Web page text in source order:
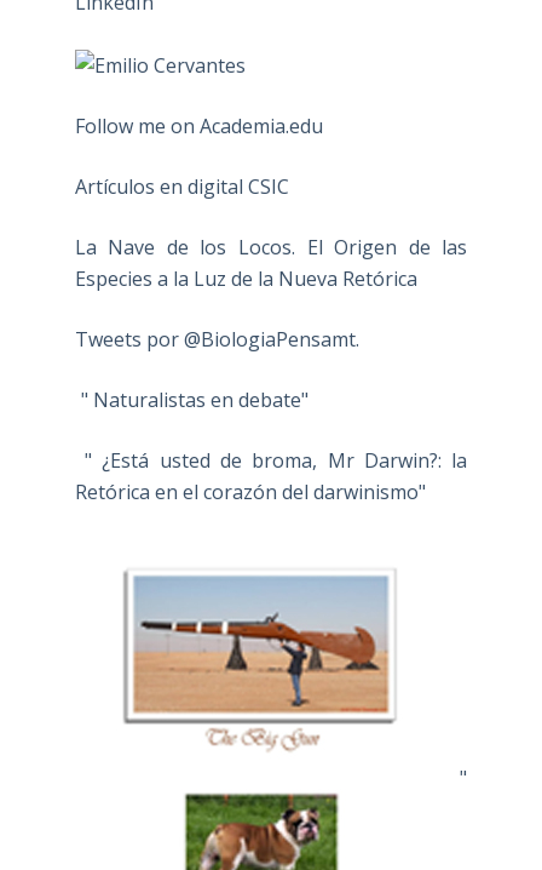
Follow me on Academia.edu
Artículos en digital CSIC
La Nave de los Locos. El Origen de las
Especies a la Luz de la Nueva Retórica
Tweets por @BiologiaPensamt.
" Naturalistas en debate"
" ¿Está usted de broma, Mr Darwin?: la
Retórica en el corazón del darwinismo"
"